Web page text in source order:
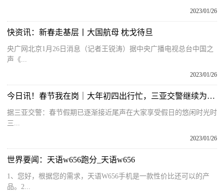
2023/01/26
快资讯：新春走基层丨大国航母 枕戈待旦
央广网北京1月26日消息（记者王锐涛）据中央广播电视总台中国之
声《...
2023/01/26
今日讯！春节我在岗｜大年初四出行忙，三亚交警继续为您保驾护航！
据三亚交警：春节假期已逐渐接近尾声在大家享受假日的悠闲时光时
三...
2023/01/26
世界要闻：天语w656跑分_天语w656
1、您好，根据您的需求，天语W656手机是一款性价比还可以的产
品。2...